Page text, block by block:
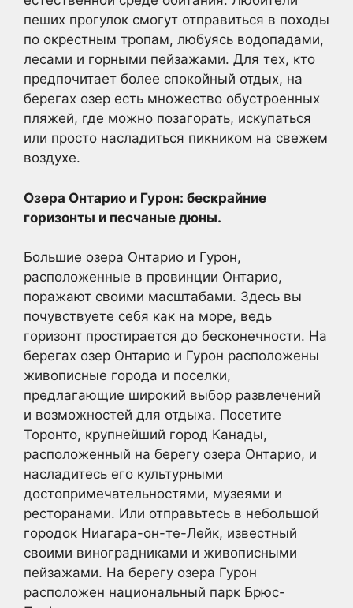
пеших прогулок смогут отправиться в походы
по окрестным тропам, любуясь водопадами,
лесами и горными пейзажами. Для тех, кто
предпочитает более спокойный отдых, на
берегах озер есть множество обустроенных
пляжей, где можно позагорать, искупаться
или просто насладиться пикником на свежем
воздухе.
Озера Онтарио и Гурон: бескрайние
горизонты и песчаные дюны.
Большие озера Онтарио и Гурон,
расположенные в провинции Онтарио,
поражают своими масштабами. Здесь вы
почувствуете себя как на море, ведь
горизонт простирается до бесконечности. На
берегах озер Онтарио и Гурон расположены
живописные города и поселки,
предлагающие широкий выбор развлечений
и возможностей для отдыха. Посетите
Торонто, крупнейший город Канады,
расположенный на берегу озера Онтарио, и
насладитесь его культурными
достопримечательностями, музеями и
ресторанами. Или отправьтесь в небольшой
городок Ниагара-он-те-Лейк, известный
своими виноградниками и живописными
пейзажами. На берегу озера Гурон
расположен национальный парк Брюс-